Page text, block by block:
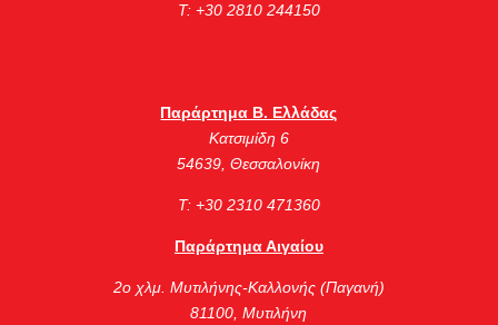
Τ: +30 2810 244150
Παράρτημα Β. Ελλάδας
Κατσιμίδη 6
54639, Θεσσαλονίκη
Τ: +30 2310 471360
Παράρτημα Αιγαίου
2ο χλμ. Μυτιλήνης-Καλλονής (Παγανή)
81100, Μυτιλήνη